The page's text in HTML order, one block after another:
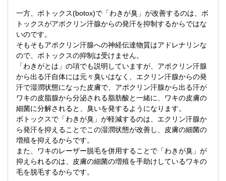
一方、ボトックス(botox)で「わきが臭」が改善するのは、ボ
トックスがアポクリン汗腺からの発汗を抑制するからではな
いのです。
そもそもアポクリン汗腺への神経伝達物質はアドレナリンな
ので、ボトックスの抑制は受けません。
「わきがとは」の項でも説明していますが、アポクリン汗腺
から出る汗自体には元々臭いはなく、エクリン汗腺からの発
汗で湿潤状態になった皮膚で、アポクリン汗腺から出る汗が
ワキの皮脂腺から分泌される脂肪酸と一緒に、ワキの皮膚の
細菌に分解されると、臭いを発するようになります。
ボトックスで「わきが臭」が軽減するのは、エクリン汗腺か
ら発汗を抑えることでこの湿潤状態が改善し、皮膚の細菌の
増殖を抑えるからです。
また、ワキのレーザー脱毛を併用することで「わきが臭」が
抑えられるのは、皮膚の細菌の増殖を手助けしているワキの
毛を脱毛するからです。